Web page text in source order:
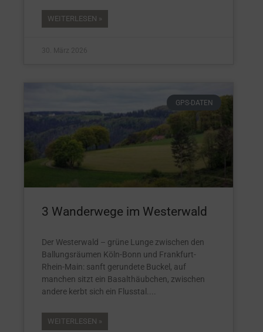
WEITERLESEN »
30. März 2026
GPS-DATEN
3 Wanderwege im Westerwald
Der Westerwald – grüne Lunge zwischen den
Ballungsräumen Köln-Bonn und Frankfurt-
Rhein-Main: sanft gerundete Buckel, auf
manchen sitzt ein Basalthäubchen, zwischen
andere kerbt sich ein Flusstal.
WEITERLESEN »